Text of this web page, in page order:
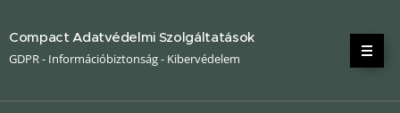
Compact Adatvédelmi Szolgáltatások
GDPR - Információbiztonság - Kibervédelem